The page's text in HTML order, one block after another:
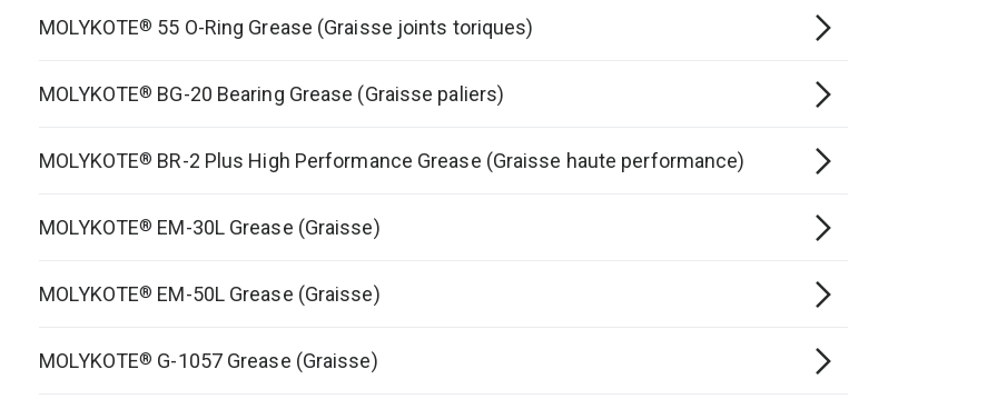
MOLYKOTE® 55 O-Ring Grease (Graisse joints toriques)
MOLYKOTE® BG-20 Bearing Grease (Graisse paliers)
MOLYKOTE® BR-2 Plus High Performance Grease (Graisse haute performance)
MOLYKOTE® EM-30L Grease (Graisse)
MOLYKOTE® EM-50L Grease (Graisse)
MOLYKOTE® G-1057 Grease (Graisse)